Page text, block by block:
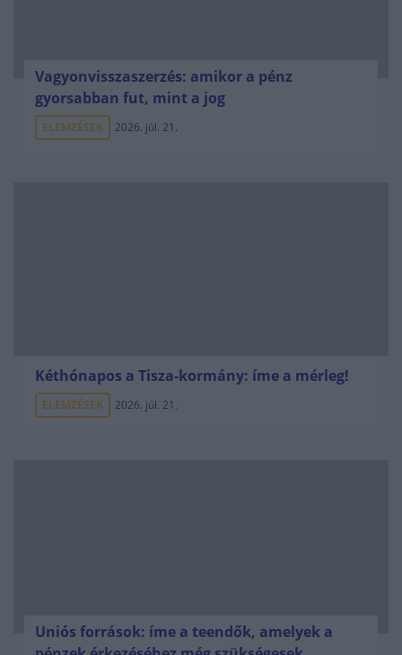
Vagyonvisszaszerzés: amikor a pénz
gyorsabban fut, mint a jog
ELEMZÉSEK 2026. júl. 21.
Kéthónapos a Tisza-kormány: íme a mérleg!
ELEMZÉSEK 2026. júl. 21.
Uniós források: íme a teendők, amelyek a